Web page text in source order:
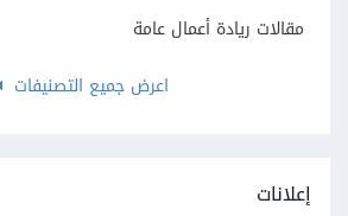
مقالات ريادة أعمال عامة
اعرض جميع التصنيفات
إعلانات